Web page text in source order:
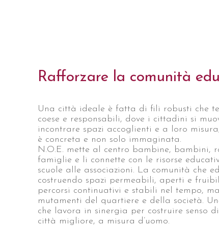
Rafforzare la comunità
Una città ideale è fatta di fili robusti che
coese e responsabili, dove i cittadini si
incontrare spazi accoglienti e a loro
è concreta e non solo immaginata.
N.O.E. mette al centro bambine, bambini,
famiglie e li connette con le risorse
scuole alle associazioni. La comunità che
costruendo spazi permeabili, aperti e
percorsi continuativi e stabili nel tempo,
mutamenti del quartiere e della società.
che lavora in sinergia per costruire senso
città migliore, a misura d’uomo.